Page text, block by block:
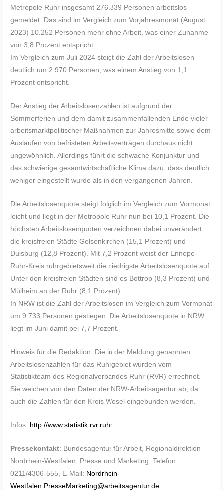
Metropole Ruhr insgesamt 276.839 Personen arbeitslos
gemeldet. Das sind im Vergleich zum Vorjahresmonat (August
2023) 10.252 Personen mehr ohne Arbeit, was einer Zunahme
von 3,8 Prozent entspricht.
Im Vergleich zum Juli 2024 steigt die Zahl der Arbeitslosen
deutlich um 2.970 Personen, was einem Anstieg von 1,1
Prozent entspricht.
Der Anstieg der Arbeitslosenzahlen ist aufgrund der
Sommerferien und dem damit zusammenfallenden Ende vieler
arbeitsmarktpolitischer Maßnahmen zur Jahresmitte sowie dem
Auslaufen von befristeten Arbeitsverträgen durchaus nicht
ungewöhnlich. Allerdings führt die schwache Konjunktur und
das schwierige gesamtwirtschaftliche Klima dazu, dass deutlich
weniger eingestellt wurde als in den vergangenen Jahren.
Die Arbeitslosenquote steigt folglich im Vergleich zum Vormonat
leicht und liegt in der Metropole Ruhr nun bei 10,1 Prozent. Die
höchsten Arbeitslosenquoten verzeichnen dabei unverändert
die kreisfreien Städte Gelsenkirchen (15,1 Prozent) und
Duisburg (12,8 Prozent). Mit 7,2 Prozent weist der Ennepe-
Ruhr-Kreis ruhrgebietsweit die niedrigste Arbeitslosenquote auf.
Unter den kreisfreien Städten sind es Bottrop (8,3 Prozent) und
Mülheim an der Ruhr (8,1 Prozent).
In NRW ist die Zahl der Arbeitslosen im Vergleich zum Vormonat
um 9.733 Personen gestiegen. Die Arbeitslosenquote in NRW
liegt im Juni damit bei 7,7 Prozent.
Hinweis für die Redaktion: Die in der Meldung genannten
Arbeitslosenzahlen für das Ruhrgebiet wurden vom
Statistikteam des Regionalverbandes Ruhr (RVR) errechnet.
Sie weichen von den Daten der NRW-Arbeitsagentur ab, da
auch die Zahlen für den Kreis Wesel eingebunden werden.
Infos: http://www.statistik.rvr.ruhr
Pressekontakt: Bundesagentur für Arbeit, Regionaldirektion
Nordrhein-Westfalen, Presse und Marketing, Telefon:
0211/4306-555, E-Mail: Nordrhein-
Westfalen.PresseMarketing@arbeitsagentur.de